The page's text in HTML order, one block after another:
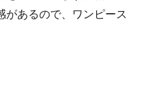
があるので、ワンピース